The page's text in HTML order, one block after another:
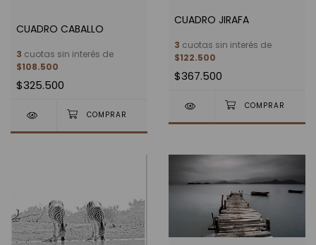
CUADRO CABALLO
3 cuotas sin interés de
$108.500
$325.500
CUADRO JIRAFA
3 cuotas sin interés de
$122.500
$367.500